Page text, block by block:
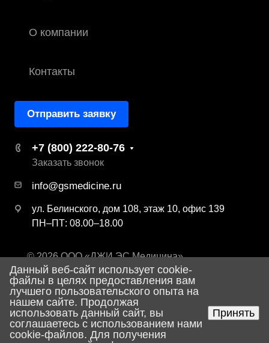
О компании
Контакты
Отправить заявку
+7 (800) 222-80-76
Заказать звонок
info@gsmedicine.ru
ул. Белинского, дом 108, этаж 10, офис 139
ПН–ПТ: 08.00–18.00
© 2026 ООО «ДЖИ ЭС Медицина»
Политика конфиденциальности
Разработка сайта
Данный веб-сайт использует cookie-
файлы в целях предоставления вам
лучшего пользовательского опыта на
нашем сайте. Продолжая
использовать данный сайт, вы
соглашаетесь с использованием нами
cookie-файлов. Для получения
Принять